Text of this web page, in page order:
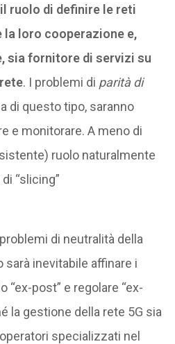
ruolo di definire le reti
loro cooperazione e,
sia fornitore di servizi su
. I problemi di parità di
di questo tipo, saranno
e monitorare. A meno di
ruolo naturalmente
“slicing”
di neutralità della
inevitabile affinare i
post” e regolare “ex-
la gestione della rete 5G sia
specializzati nel